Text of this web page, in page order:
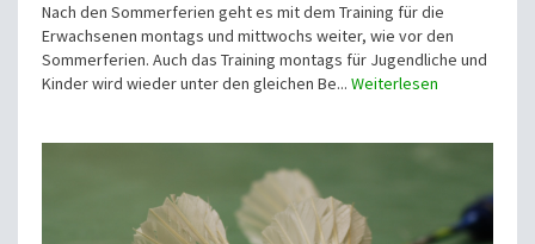
Nach den Sommerferien geht es mit dem Training für die
Erwachsenen montags und mittwochs weiter, wie vor den
Sommerferien. Auch das Training montags für Jugendliche und
Kinder wird wieder unter den gleichen Be... Weiterlesen